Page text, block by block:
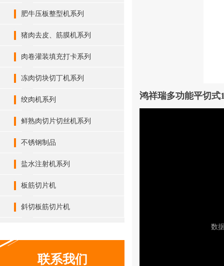
肥牛压板整型机系列
猪肉去皮、筋膜机系列
肉卷灌装填充打卡系列
冻肉切块切丁机系列
绞肉机系列
鲜熟肉切片切丝机系列
不锈钢制品
盐水注射机系列
板筋切片机
斜切板筋切片机
联系我们
鸿祥瑞多功能平切式